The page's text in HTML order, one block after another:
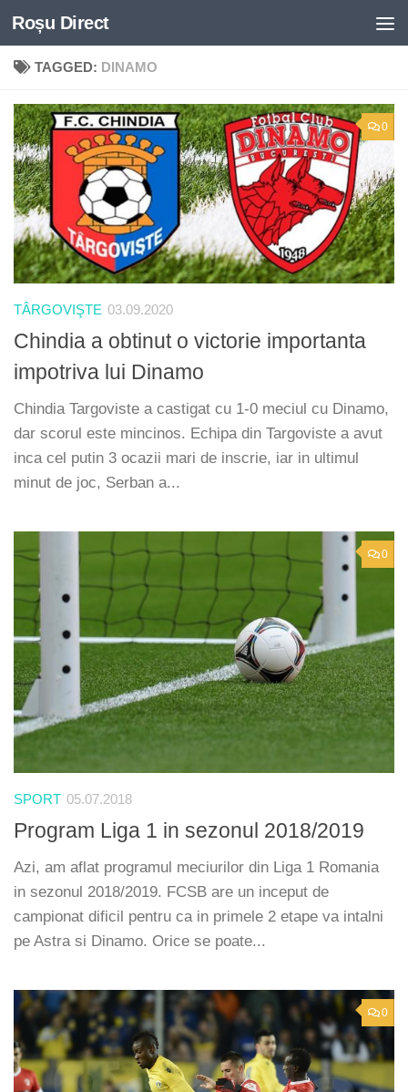
Skip to content
Roșu Direct
TAGGED: DINAMO
0
TÂRGOVIŞTE 03.09.2020
Chindia a obtinut o victorie importanta
impotriva lui Dinamo
Chindia Targoviste a castigat cu 1-0 meciul cu Dinamo,
dar scorul este mincinos. Echipa din Targoviste a avut
inca cel putin 3 ocazii mari de inscrie, iar in ultimul
minut de joc, Serban a...
0
SPORT 05.07.2018
Program Liga 1 in sezonul 2018/2019
Azi, am aflat programul meciurilor din Liga 1 Romania
in sezonul 2018/2019. FCSB are un inceput de
campionat dificil pentru ca in primele 2 etape va intalni
pe Astra si Dinamo. Orice se poate...
0